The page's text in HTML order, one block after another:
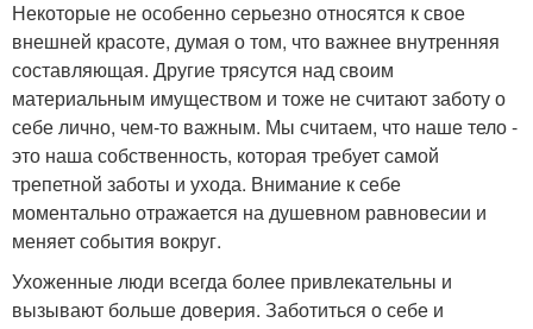
Некоторые не особенно серьезно относятся к свое
внешней красоте, думая о том, что важнее внутренняя
составляющая. Другие трясутся над своим
материальным имуществом и тоже не считают заботу о
себе лично, чем-то важным. Мы считаем, что наше тело -
это наша собственность, которая требует самой
трепетной заботы и ухода. Внимание к себе
моментально отражается на душевном равновесии и
меняет события вокруг.
Ухоженные люди всегда более привлекательны и
вызывают больше доверия. Заботиться о себе и